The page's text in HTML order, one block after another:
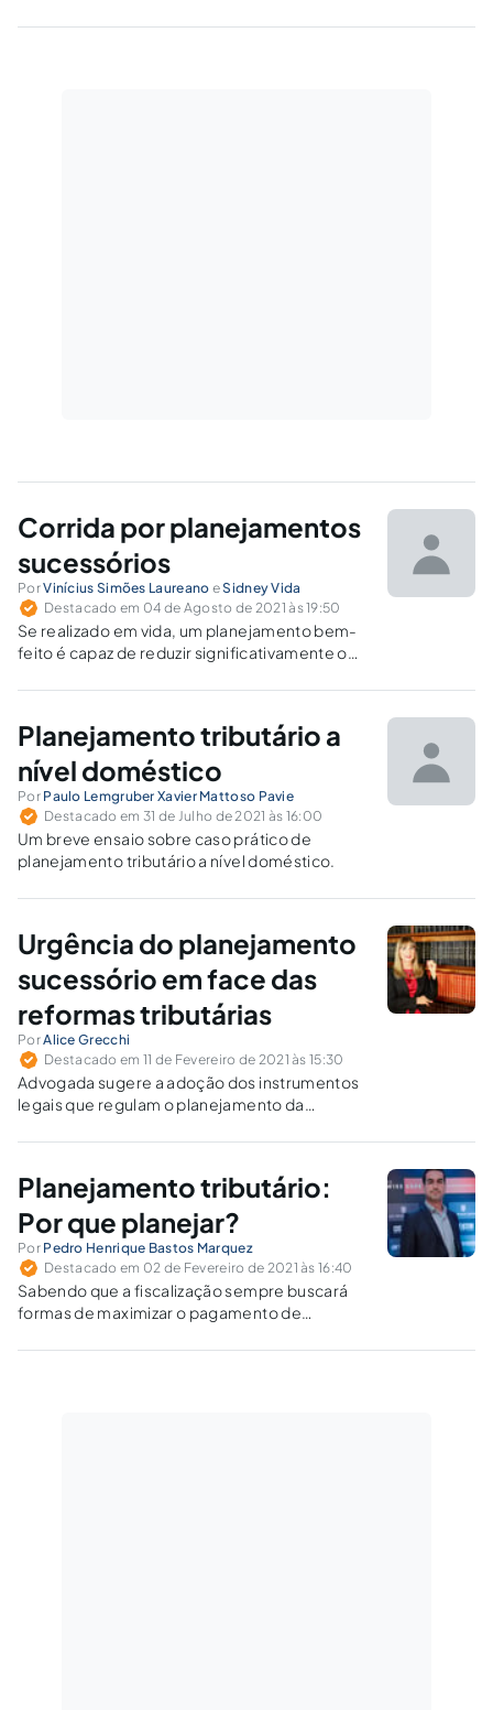
minorar a incidência de tributos. Em outras
Corrida por planejamentos
sucessórios
PorVinícius Simões Laureano eSidney Vida
Destacado em 04 de Agosto de 2021 às 19:50
Se realizado em vida, um planejamento bem-
feito é capaz de reduzir significativamente o
para os herdeiros, mantendo os poderes
matriarca da família, além de evitar a
dilapidação patrimonial e os conflitos entre os
herdeiros.
Planejamento tributário a
nível doméstico
Por Paulo Lemgruber Xavier Mattoso Pavie
Destacado em 31 de Julho de 2021 às 16:00
Um breve ensaio sobre caso prático de
planejamento tributário a nível doméstico.
Urgência do planejamento
sucessório em face das
reformas tributárias
PorAlice Grecchi
Destacado em 11 de Fevereiro de 2021 às 15:30
Advogada sugere a adoção dos instrumentos
legais que regulam o planejamento da
Planejamento tributário:
Por que planejar?
Por Pedro Henrique Bastos Marquez
Destacado em 02 de Fevereiro de 2021 às 16:40
Sabendo que a fiscalização sempre buscará
formas de maximizar o pagamento de
forma conservadora, mas ao mesmo tempo